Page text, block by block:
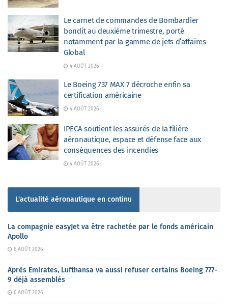
Le carnet de commandes de Bombardier
bondit au deuxième trimestre, porté
notamment par la gamme de jets d’affaires
Global
4 AOÛT 2026
Le Boeing 737 MAX 7 décroche enfin sa
certification américaine
4 AOÛT 2026
IPECA soutient les assurés de la filière
aéronautique, espace et défense face aux
conséquences des incendies
4 AOÛT 2026
L'actualité aéronautique en continu
La compagnie easyJet va être rachetée par le fonds américain
Apollo
6 AOÛT 2026
Après Emirates, Lufthansa va aussi refuser certains Boeing 777-
9 déjà assemblés
6 AOÛT 2026